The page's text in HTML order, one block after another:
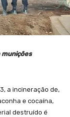
munições
a incineração de,
e cocaína,
destruído é